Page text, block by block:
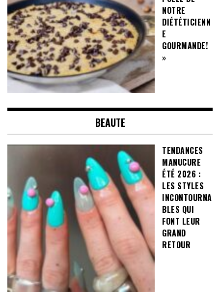
NOTRE
DIÉTÉTICIENN
E
GOURMANDE!
»
BEAUTE
TENDANCES
MANUCURE
ÉTÉ 2026 :
LES STYLES
INCONTOURNA
BLES QUI
FONT LEUR
GRAND
RETOUR